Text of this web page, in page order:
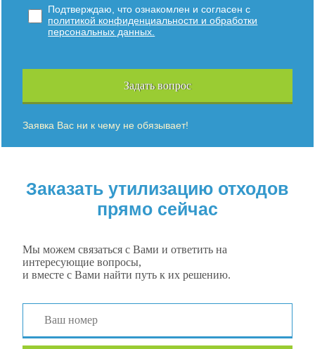
Подтверждаю, что ознакомлен и согласен с
политикой конфиденциальности и обработки
персональных данных.
Задать вопрос
Заявка Вас ни к чему не обязывает!
Заказать утилизацию отходов
прямо сейчас
Мы можем связаться с Вами и ответить на
интересующие вопросы,
и вместе с Вами найти путь к их решению.